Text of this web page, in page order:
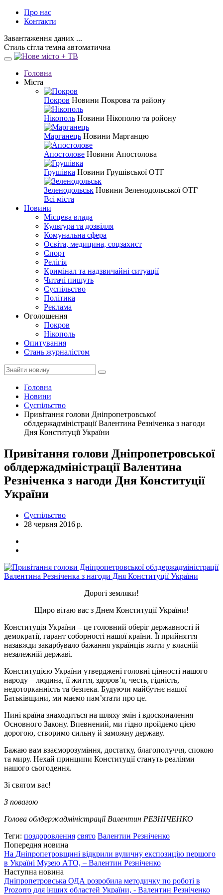
Про нас
Контакти
Завантаження даних ...
Стиль сітла темна автоматична
Головна
Міста
Покров Новини Покрова та району
Нікополь Новини Нікополю та ройону
Марганець Новини Марганцю
Апостолове Новини Апостолова
Грушівка Новини Грушівської ОТГ
Зеленодольськ Новини Зеленодольської ОТГ
Всі міста
Новини
Місцева влада
Культура та дозвілля
Комунальна сфера
Освіта, медицина, соцзахист
Спорт
Релігія
Кримінал та надзвичайні ситуації
Читачі пишуть
Суспільство
Політика
Реклама
Оголошення
Покров
Нікополь
Опитування
Стань журналістом
Головна
Новини
Суспільство
Привітання голови Дніпропетровської
облдержадміністрації Валентина Резніченка з нагоди
Дня Конституції України
Привітання голови Дніпропетровської
облдержадміністрації Валентина
Резніченка з нагоди Дня Конституції
України
Суспільство
28 червня 2016 р.
Дорогі земляки!
Щиро вітаю вас з Днем Конституції України!
Конституція України – це головний оберіг державності й
демократії, гарант соборності нашої країни. Її прийняття
назавжди закарбувало бажання українців жити у власній
незалежній державі.
Конституцією України утверджені головні цінності нашого
народу – людина, її життя, здоров’я, честь, гідність,
недоторканність та безпека. Будуючи майбутнє нашої
Батьківщини, ми маємо пам’ятати про це.
Нині країна знаходиться на шляху змін і вдосконалення
Основного Закону. Впевнений, ми гідно пройдемо цією
дорогою, створимо сильну й заможну державу.
Бажаю вам взаєморозуміння, достатку, благополуччя, спокою
та миру. Нехай принципи Конституції стануть реаліями
нашого сьогодення.
Зі святом вас!
З повагою
Голова облдержадміністрації Валентин РЕЗНІЧЕНКО
Теги: поздоровлення свято Валентин Резніченко
Попередня новина
На Дніпропетровщині відкрили вуличну експозицію першого
в Україні Музею АТО, – Валентин Резніченко
Наступна новина
Дніпропетровська ОДА розробила методичку по роботі в
Prozorro для інших областей України, - Валентин Резніченко